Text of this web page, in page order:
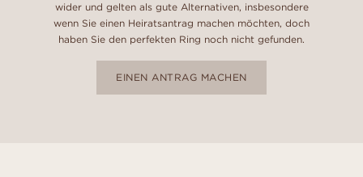
wider und gelten als gute Alternativen, insbesondere
wenn Sie einen Heiratsantrag machen möchten, doch
haben Sie den perfekten Ring noch nicht gefunden.
EINEN ANTRAG MACHEN